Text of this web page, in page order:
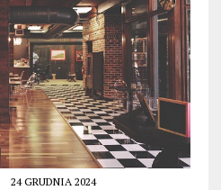
24 GRUDNIA 2024